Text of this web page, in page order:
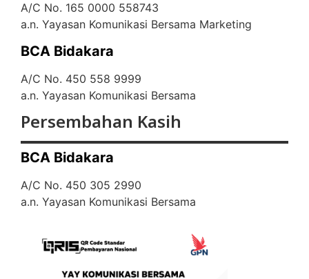
A/C No. 165 0000 558743
a.n. Yayasan Komunikasi Bersama Marketing
BCA Bidakara
A/C No. 450 558 9999
a.n. Yayasan Komunikasi Bersama
Persembahan Kasih
BCA Bidakara
A/C No. 450 305 2990
a.n. Yayasan Komunikasi Bersama